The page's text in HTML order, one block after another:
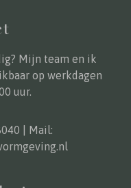
Mijn team en ik
op werkdagen
uur.
| Mail: